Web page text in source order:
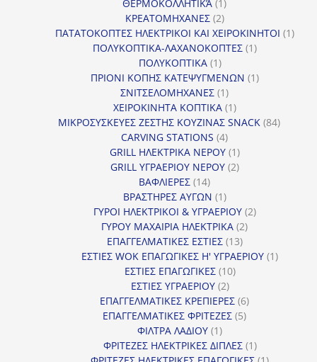
ΘΕΡΜΟΚΟΛΛΗΤΙΚΆ 1
προϊόν
ΚΡΕΑΤΟΜΗΧΑΝΕΣ 22
προϊόντα
ΠΑΤΑΤΟΚΟΠΤΕΣ ΗΛΕΚΤΡΙΚΟΙ ΚΑΙ ΧΕΙΡΟΚΙΝΗΤΟΙ 11
ΠΟΛΥΚΟΠΤΙΚΑ-ΛΑΧΑΝΟΚΟΠΤΕΣ 11
ΠΟΛΥΚΟΠΤΙΚΑ 11
προϊόν
ΠΡΙΟΝΙ ΚΟΠΗΣ ΚΑΤΕΨΥΓΜΕΝΩΝ 11
ΣΝΙΤΣΕΛΟΜΗΧΑΝΕΣ 11
προϊόν
ΧΕΙΡΟΚΙΝΗΤΑ ΚΟΠΤΙΚΑ 11
προϊόν
ΜΙΚΡΟΣΥΣΚΕΥΕΣ ΖΕΣΤΗΣ ΚΟΥΖΙΝΑΣ SNACK 8484
CARVING STATIONS 44
προϊόντα
GRILL ΗΛΕΚΤΡΙΚΑ ΝΕΡΟΥ 11
προϊόν
GRILL ΥΓΡΑΕΡΙΟΥ ΝΕΡΟΥ 22
ΒΑΦΛΙΕΡΕΣ 1414
προϊόντα
ΒΡΑΣΤΗΡΕΣ ΑΥΓΩΝ 11
προϊόν
ΓΥΡΟΙ ΗΛΕΚΤΡΙΚΟΙ & ΥΓΡΑΕΡΙΟΥ 22
ΓΥΡΟΥ ΜΑΧΑΙΡΙΑ ΗΛΕΚΤΡΙΚΑ 22
ΕΠΑΓΓΕΛΜΑΤΙΚΕΣ ΕΣΤΙΕΣ 1313
προϊόντα
ΕΣΤΙΕΣ WOK ΕΠΑΓΩΓΙΚΕΣ Η' ΥΓΡΑΕΡΙΟΥ 11
ΕΣΤΙΕΣ ΕΠΑΓΩΓΙΚΕΣ 1010
ΕΣΤΙΕΣ ΥΓΡΑΕΡΙΟΥ 22
προϊόντα
ΕΠΑΓΓΕΛΜΑΤΙΚΕΣ ΚΡΕΠΙΕΡΕΣ 66
προϊόντα
ΕΠΑΓΓΕΛΜΑΤΙΚΕΣ ΦΡΙΤΕΖΕΣ 55
ΦΙΛΤΡΑ ΛΑΔΙΟΥ 11
προϊόν
ΦΡΙΤΕΖΕΣ ΗΛΕΚΤΡΙΚΕΣ ΔΙΠΛΕΣ 11
προϊόν
1